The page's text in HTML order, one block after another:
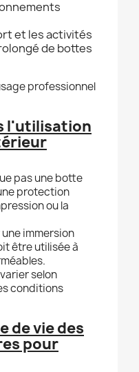
et les activités
de bottes
professionnel
l'utilisation
pas une botte
protection
ou la
une immersion
être utilisée à
selon
conditions
de vie des
pour